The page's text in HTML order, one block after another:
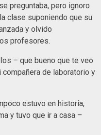
preguntaba, pero ignoro
clase suponiendo que su
y olvido
profesores.
– que bueno que te veo
de laboratorio y
estuvo en historia,
y tuvo que ir a casa –